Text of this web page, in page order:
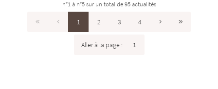
n°1 à n°5 sur un total de 95actualités
1 2 3 4
Aller à la page :